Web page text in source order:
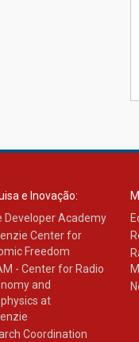
e Inovação:
Developer Academy
Center for
Freedom
- Center for Radio
and
at
Coordination